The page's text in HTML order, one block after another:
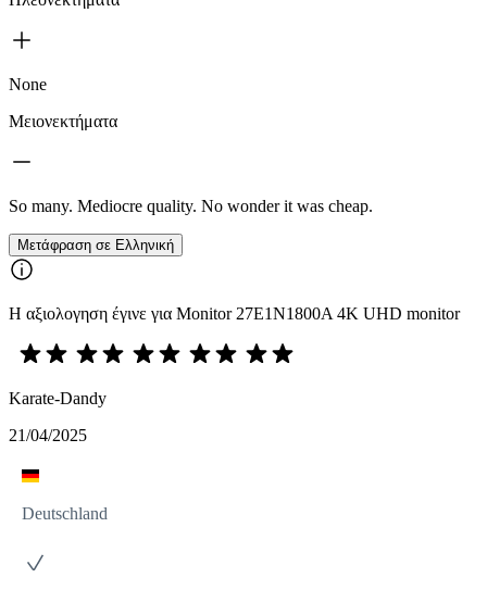
None
Μειονεκτήματα
So many. Mediocre quality. No wonder it was cheap.
Μετάφραση σε Ελληνική
Η αξιολογηση έγινε για Monitor 27E1N1800A 4K UHD monitor
Karate-Dandy
21/04/2025
Deutschland